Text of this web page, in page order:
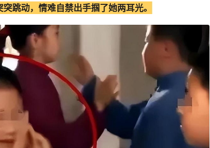
跳动，情难自禁出手掴了她两耳光。